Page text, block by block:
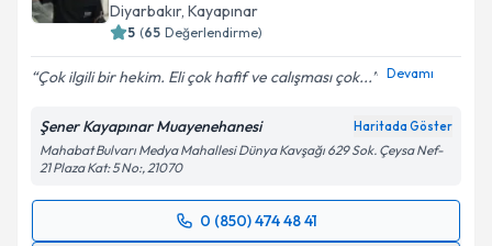
Diyarbakır, Kayapınar
5 (65 Değerlendirme)
Çok ilgili bir hekim. Eli çok hafif ve calışması çok... Devamı
Şener Kayapınar Muayenehanesi Haritada Göster
Mahabat Bulvarı Medya Mahallesi Dünya Kavşağı 629 Sok. Çeysa Nef-
21 Plaza Kat: 5 No:, 21070
0 (850) 474 48 41
Randevu Takvimi Talebi